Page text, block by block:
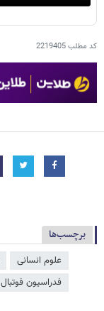
کد مطلب2219405
برچسب‌ها
علوم انسانی
فدراسیون فوتبال